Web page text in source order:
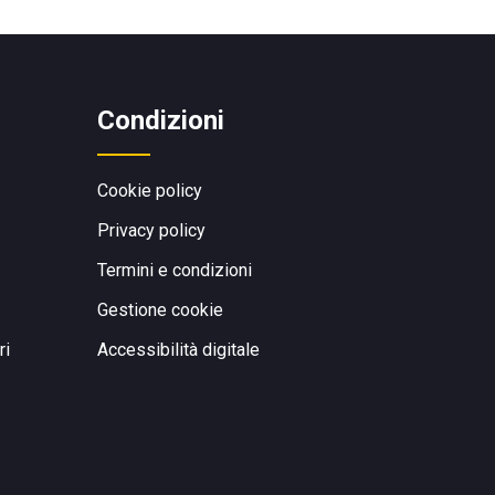
Condizioni
Cookie policy
Privacy policy
Termini e condizioni
Gestione cookie
Accessibilità digitale